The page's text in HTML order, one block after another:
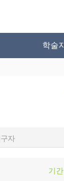
학술지
자
기간